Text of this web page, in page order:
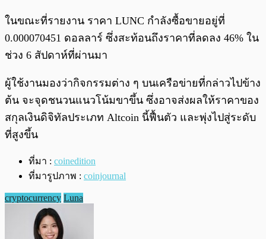
ในขณะที่รายงาน ราคา LUNC กำลังซื้อขายอยู่ที่
0.000070451 ดอลลาร์ ซึ่งสะท้อนถึงราคาที่ลดลง 46% ใน
ช่วง 6 สัปดาห์ที่ผ่านมา
ผู้ใช้งานมองว่ากิจกรรมต่าง ๆ บนเครือข่ายที่กล่าวไปข้าง
ต้น จะจุดชนวนแนวโน้มขาขึ้น ซึ่งอาจส่งผลให้ราคาของ
สกุลเงินดิจิทัลประเภท Altcoin นี้ฟื้นตัว และพุ่งไปสู่ระดับ
ที่สูงขึ้น
ที่มา : coinedition
ที่มารูปภาพ : coinjournal
cryptocurrency Luna